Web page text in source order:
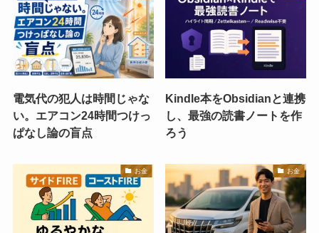
電気代の犯人は時間じゃな
い。エアコン24時間つけっ
ぱなし論の盲点
Kindle本をObsidianと連携
し、最強の読書ノートを作
ろう
お金 お金